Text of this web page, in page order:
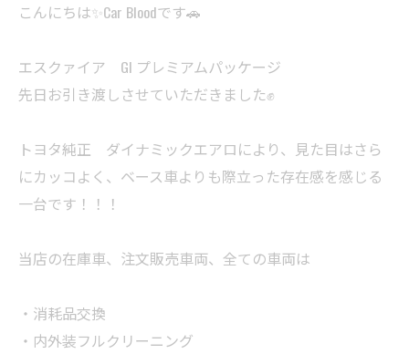
こんにちは✨Car Bloodです🚗
エスクァイア GI プレミアムパッケージ
先日お引き渡しさせていただきました✊
トヨタ純正 ダイナミックエアロにより、見た目はさら
にカッコよく、ベース車よりも際立った存在感を感じる
一台です！！！
当店の在庫車、注文販売車両、全ての車両は
・消耗品交換
・内外装フルクリーニング